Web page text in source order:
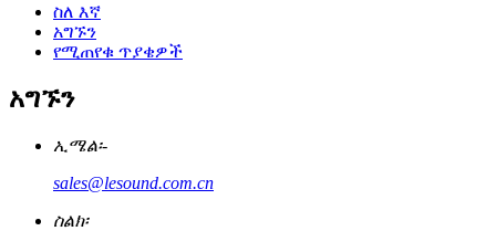
ስለ እኛ
አግኙን
የሚጠየቁ ጥያቄዎች
አግኙን
ኢሜል፡-
sales@lesound.com.cn
ስልክ፡